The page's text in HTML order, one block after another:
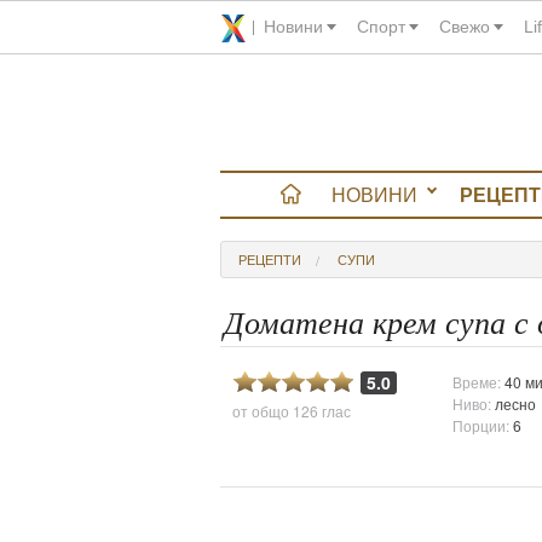
Новини Спорт Свежо
НОВИНИ
РЕЦЕПТИ СУПИ
Доматена крем супа с
5.0
от общо 126 глас
Време:40
Ниво: лесно
Порции:6